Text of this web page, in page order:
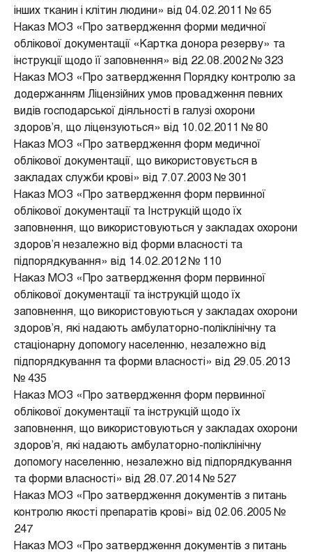
інших тканин і клітин людини» від 04.02.2011 № 65
Наказ МОЗ «Про затвердження форми медичної
облікової документації «Картка донора резерву» та
інструкції щодо її заповнення» від 22.08.2002 № 323
Наказ МОЗ «Про затвердження Порядку контролю за
додержанням Ліцензійних умов провадження певних
видів господарської діяльності в галузі охорони
здоров’я, що ліцензуються» від 10.02.2011 № 80
Наказ МОЗ «Про затвердження форм медичної
облікової документації, що використовується в
закладах служби крові» від 7.07.2003 № 301
Наказ МОЗ «Про затвердження форм первинної
облікової документації та Інструкцій щодо їх
заповнення, що використовуються у закладах охорони
здоров’я незалежно від форми власності та
підпорядкування» від 14.02.2012 № 110
Наказ МОЗ «Про затвердження форм первинної
облікової документації та інструкцій щодо їх
заповнення, що використовуються у закладах охорони
здоров’я, які надають амбулаторно-поліклінічну та
стаціонарну допомогу населенню, незалежно від
підпорядкування та форми власності» від 29.05.2013
№ 435
Наказ МОЗ «Про затвердження форм первинної
облікової документації та інструкцій щодо їх
заповнення, що використовуються у закладах охорони
здоров’я, які надають амбулаторно-поліклінічну
допомогу населенню, незалежно від підпорядкування
та форми власності» від 28.07.2014 № 527
Наказ МОЗ «Про затвердження документів з питань
контролю якості препаратів крові» від 02.06.2005 №
247
Наказ МОЗ «Про затвердження документів з питань